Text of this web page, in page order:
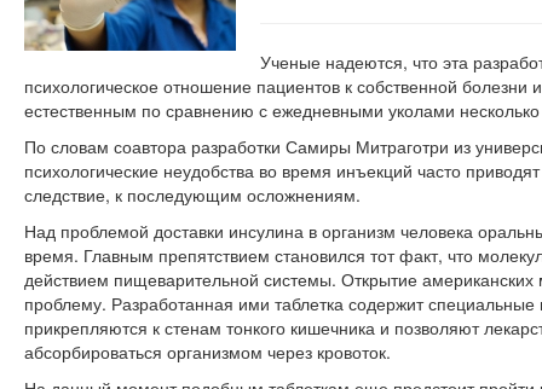
Ученые надеются, что эта
психологическое отношение пациентов к собственной
естественным по сравнению с ежедневными уколами
По словам соавтора разработки Самиры Митраготри из
психологические неудобства во время инъекций часто
следствие, к последующим осложнениям.
Над проблемой доставки инсулина в организм человека
время. Главным препятствием становился тот факт, что
действием пищеварительной системы. Открытие
проблему. Разработанная ими таблетка содержит
прикрепляются к стенам тонкого кишечника и позволяют
абсорбироваться организмом через кровоток.